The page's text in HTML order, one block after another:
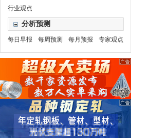
行业观点
分析预测
每日早报 每周预测 每月预报 专家观点